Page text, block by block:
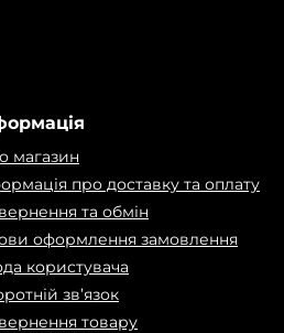
магазин
про доставку та оплату
та обмін
оформлення замовлення
користувача
зв’язок
товару